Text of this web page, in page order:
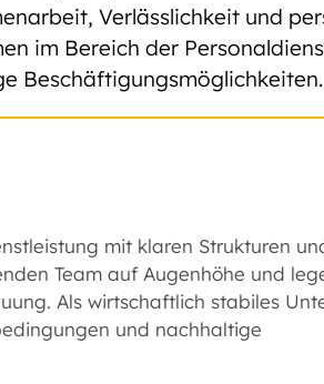
Verlässlichkeit und
im Bereich der
Beschäftigungsmöglichkeiten.
mit klaren Strukturen
Team auf Augenhöhe und
Als wirtschaftlich stabiles
und nachhaltige